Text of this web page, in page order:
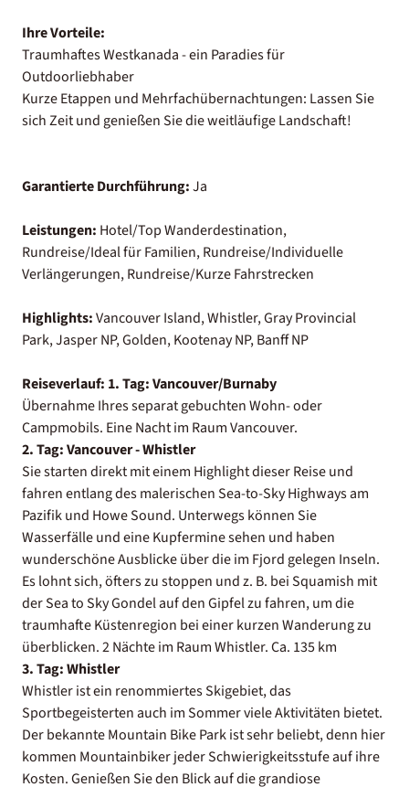
Ihre Vorteile:
Traumhaftes Westkanada - ein Paradies für
Outdoorliebhaber
Kurze Etappen und Mehrfachübernachtungen: Lassen Sie
sich Zeit und genießen Sie die weitläufige Landschaft!
Garantierte Durchführung:Ja
Leistungen: Hotel/Top Wanderdestination,
Rundreise/Ideal für Familien, Rundreise/Individuelle
Verlängerungen, Rundreise/Kurze Fahrstrecken
Highlights:Vancouver Island, Whistler, Gray Provincial
Park, Jasper NP, Golden, Kootenay NP, Banff NP
Reiseverlauf: 1. Tag:Vancouver/Burnaby
Übernahme Ihres separat gebuchten Wohn- oder
Campmobils. Eine Nacht im Raum Vancouver.
2. Tag: Vancouver - Whistler
Sie starten direkt mit einem Highlight dieser Reise und
fahren entlang des malerischen Sea-to-Sky Highways am
Pazifik und Howe Sound. Unterwegs können Sie
Wasserfälle und eine Kupfermine sehen und haben
wunderschöne Ausblicke über die im Fjord gelegen Inseln.
Es lohnt sich, öfters zu stoppen und z. B. bei Squamish mit
der Sea to Sky Gondel auf den Gipfel zu fahren, um die
traumhafte Küstenregion bei einer kurzen Wanderung zu
überblicken. 2 Nächte im Raum Whistler. Ca. 135 km
3. Tag: Whistler
Whistler ist ein renommiertes Skigebiet, das
Sportbegeisterten auch im Sommer viele Aktivitäten bietet.
Der bekannte Mountain Bike Park ist sehr beliebt, denn hier
kommen Mountainbiker jeder Schwierigkeitsstufe auf ihre
Kosten. Genießen Sie den Blick auf die grandiose